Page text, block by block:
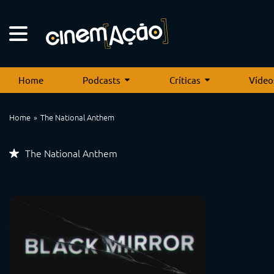
Home Podcasts Críticas
Home The National Anthem
The National Anthem